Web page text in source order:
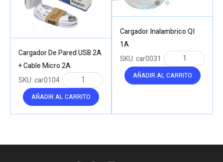
Cargador De Pared USB 2A
+ Cable Micro 2A
AÑADIR AL CARRITO
SKU:car0104
Cargador Inalambrico QI
1A
AÑADIR AL CARRITO
SKU:car0031